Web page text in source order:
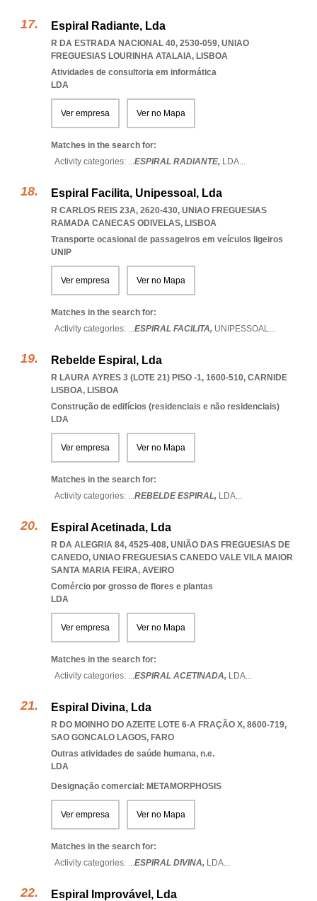
Espiral Radiante, Lda
R DA ESTRADA NACIONAL 40, 2530-059, UNIAO
FREGUESIAS LOURINHA ATALAIA, LISBOA
Atividades de consultoria em informática
LDA
Ver empresa Ver no Mapa
Matches in the search for:
Activity categories: ...ESPIRAL RADIANTE, LDA...
Espiral Facilita, Unipessoal, Lda
R CARLOS REIS 23A, 2620-430, UNIAO FREGUESIAS
RAMADA CANECAS ODIVELAS, LISBOA
Transporte ocasional de passageiros em veículos ligeiros
UNIP
Ver empresa Ver no Mapa
Matches in the search for:
Activity categories: ...ESPIRAL FACILITA, UNIPESSOAL...
Rebelde Espiral, Lda
R LAURA AYRES 3 (LOTE 21) PISO -1, 1600-510, CARNIDE
LISBOA, LISBOA
Construção de edifícios (residenciais e não residenciais)
LDA
Ver empresa Ver no Mapa
Matches in the search for:
Activity categories: ...REBELDE ESPIRAL, LDA...
Espiral Acetinada, Lda
R DA ALEGRIA 84, 4525-408, UNIÃO DAS FREGUESIAS DE
CANEDO, UNIAO FREGUESIAS CANEDO VALE VILA MAIOR
SANTA MARIA FEIRA, AVEIRO
Comércio por grosso de flores e plantas
LDA
Ver empresa Ver no Mapa
Matches in the search for:
Activity categories: ...ESPIRAL ACETINADA, LDA...
Espiral Divina, Lda
R DO MOINHO DO AZEITE LOTE 6-A FRAÇÃO X, 8600-719,
SAO GONCALO LAGOS, FARO
Outras atividades de saúde humana, n.e.
LDA
Designação comercial: METAMORPHOSIS
Ver empresa Ver no Mapa
Matches in the search for:
Activity categories: ...ESPIRAL DIVINA, LDA...
Espiral Improvável, Lda